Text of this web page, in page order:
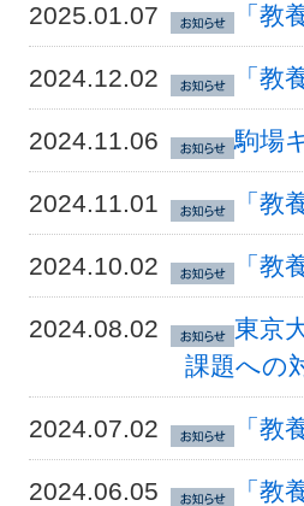
2025.01.07 「教
2024.12.02 「教
2024.11.06 駒場
2024.11.01 「教
2024.10.02 「教
2024.08.02
東京
課題への
2024.07.02 「教
2024.06.05 「教